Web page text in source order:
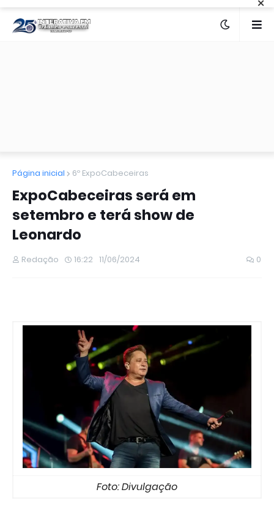
Página inicial 6º ExpoCabeceiras
ExpoCabeceiras será em
setembro e terá show de
Leonardo
Redação 16:22 11/06/2024 0
Foto: Divulgação